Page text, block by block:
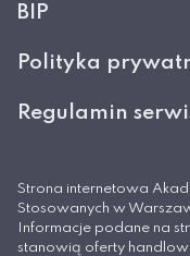
BIP
Polityka
Regulamin
Strona internetowa
Stosowanych w
Informacje podane na
stanowią oferty